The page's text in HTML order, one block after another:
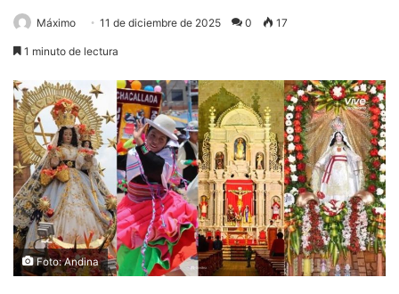
Máximo 11 de diciembre de 2025 0 17
1 minuto de lectura
Foto: Andina